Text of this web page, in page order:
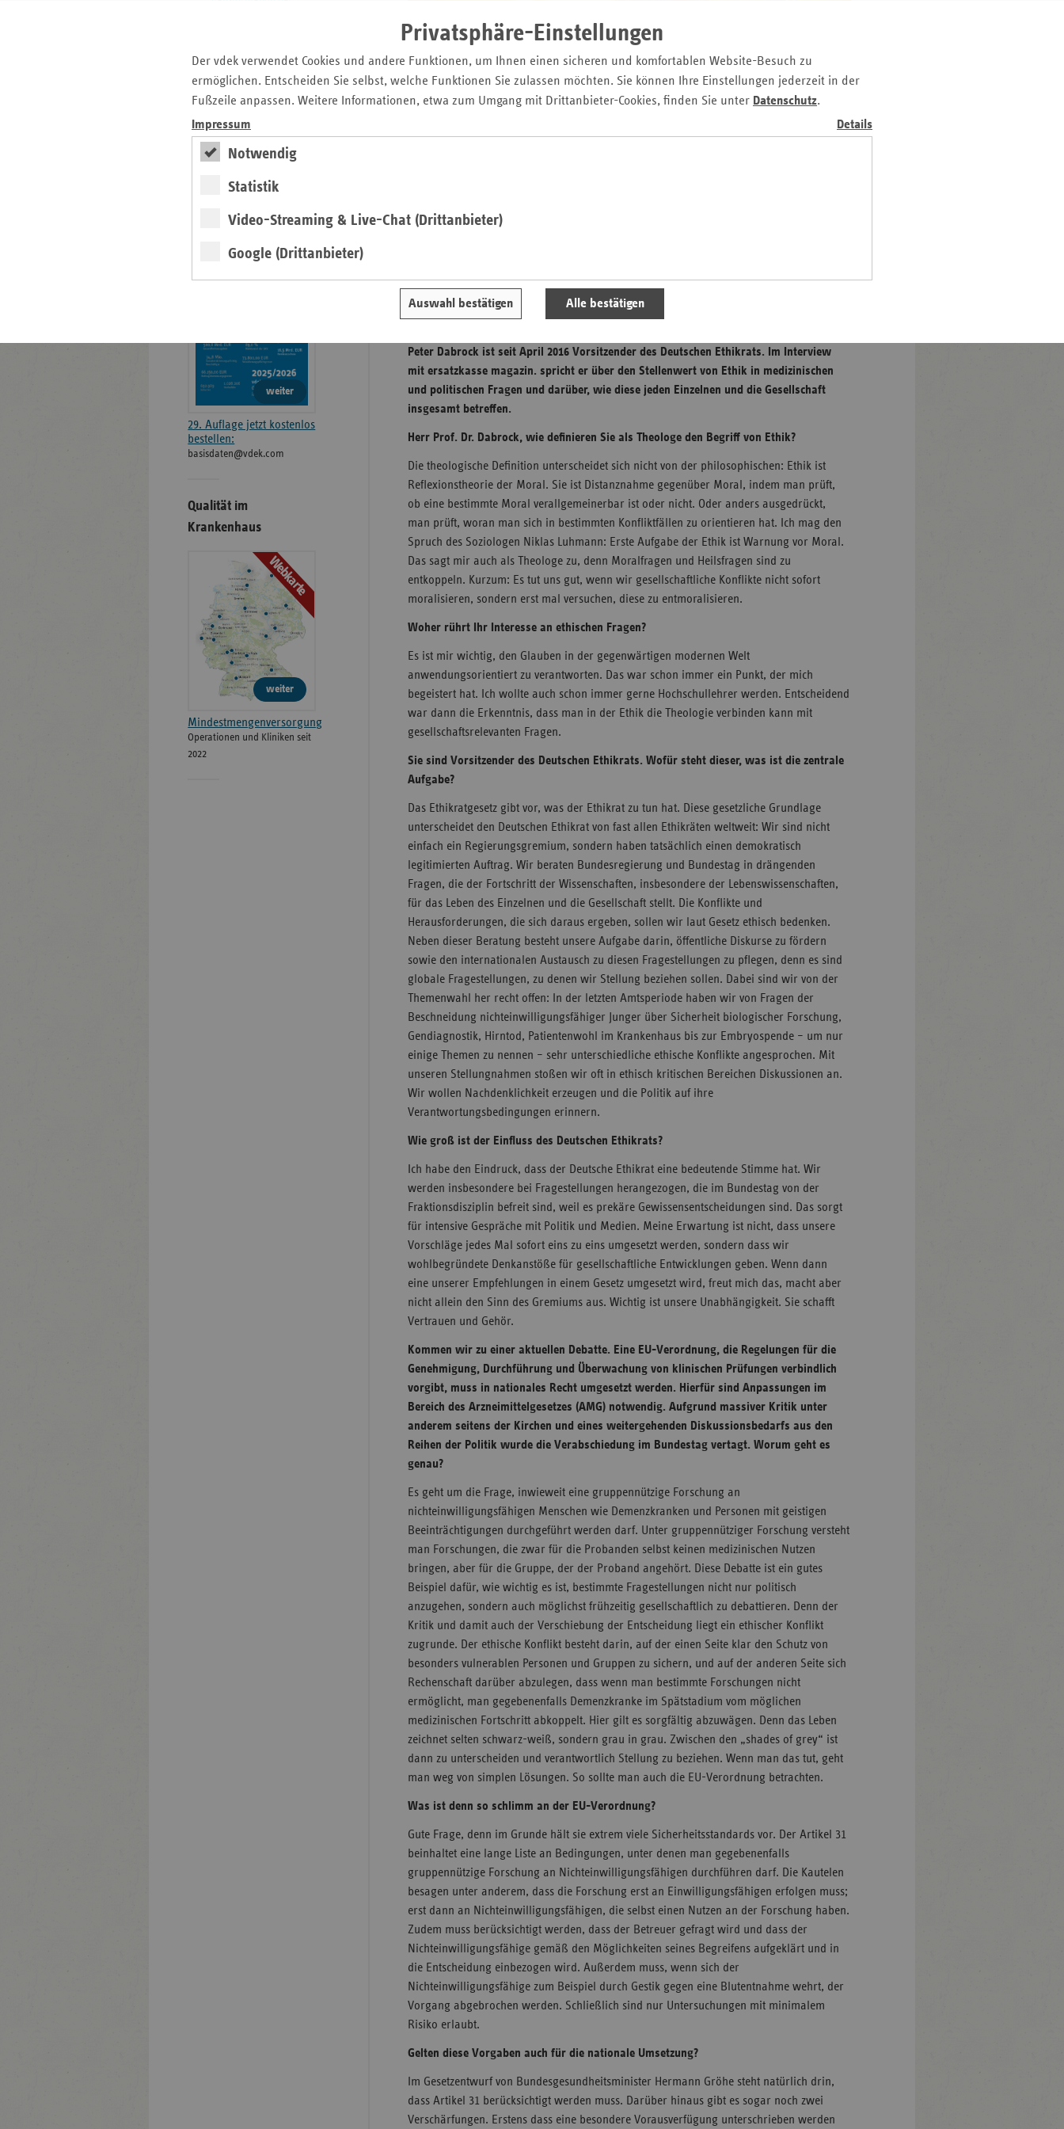
Privatsphäre-Einstellungen
Der vdek verwendet Cookies und andere Funktionen, um Ihnen einen sicheren und komfortablen Website-Besuch zu
ermöglichen. Entscheiden Sie selbst, welche Funktionen Sie zulassen möchten. Sie können Ihre Einstellungen jederzeit in der
Fußzeile anpassen. Weitere Informationen, etwa zum Umgang mit Drittanbieter-Cookies, finden Sie unter Datenschutz.
Impressum
Details
Notwendig
Statistik
Video-Streaming & Live-Chat (Drittanbieter)
Google (Drittanbieter)
Auswahl bestätigen Alle bestätigen
Sachsen
Sachsen-
Schleswig-
Rolle spielen. Aktuell steht eine EU-Verordnung in der Diskussion, die sich mit einer
Peter Dabrock ist seit April 2016 Vorsitzender des Deutschen Ethikrats. Im Interview
mit ersatzkasse magazin. spricht er über den Stellenwert von Ethik in medizinischen
und politischen Fragen und darüber, wie diese jeden Einzelnen und die Gesellschaft
insgesamt betreffen.
Herr Prof. Dr. Dabrock, wie definieren Sie als Theologe den Begriff von Ethik?
Die theologische Definition unterscheidet sich nicht von der philosophischen: Ethik ist
Reflexionstheorie der Moral. Sie ist Distanznahme gegenüber Moral, indem man prüft,
ob eine bestimmte Moral verallgemeinerbar ist oder nicht. Oder anders ausgedrückt,
man prüft, woran man sich in bestimmten Konfliktfällen zu orientieren hat. Ich mag den
Spruch des Soziologen Niklas Luhmann: Erste Aufgabe der Ethik ist Warnung vor Moral.
Das sagt mir auch als Theologe zu, denn Moralfragen und Heilsfragen sind zu
entkoppeln. Kurzum: Es tut uns gut, wenn wir gesellschaftliche Konflikte nicht sofort
moralisieren, sondern erst mal versuchen, diese zu entmoralisieren.
Woher rührt Ihr Interesse an ethischen Fragen?
Es ist mir wichtig, den Glauben in der gegenwärtigen modernen Welt
anwendungsorientiert zu verantworten. Das war schon immer ein Punkt, der mich
begeistert hat. Ich wollte auch schon immer gerne Hochschullehrer werden. Entscheidend
war dann die Erkenntnis, dass man in der Ethik die Theologie verbinden kann mit
gesellschaftsrelevanten Fragen.
Sie sind Vorsitzender des Deutschen Ethikrats. Wofür steht dieser, was ist die zentrale
Aufgabe?
Das Ethikratgesetz gibt vor, was der Ethikrat zu tun hat. Diese gesetzliche Grundlage
unterscheidet den Deutschen Ethikrat von fast allen Ethikräten weltweit: Wir sind nicht
einfach ein Regierungsgremium, sondern haben tatsächlich einen demokratisch
legitimierten Auftrag. Wir beraten Bundesregierung und Bundestag in drängenden
Fragen, die der Fortschritt der Wissenschaften, insbesondere der Lebenswissenschaften,
für das Leben des Einzelnen und die Gesellschaft stellt. Die Konflikte und
Herausforderungen, die sich daraus ergeben, sollen wir laut Gesetz ethisch bedenken.
Neben dieser Beratung besteht unsere Aufgabe darin, öffentliche Diskurse zu fördern
sowie den internationalen Austausch zu diesen Fragestellungen zu pflegen, denn es sind
globale Fragestellungen, zu denen wir Stellung beziehen sollen. Dabei sind wir von der
Themenwahl her recht offen: In der letzten Amtsperiode haben wir von Fragen der
Beschneidung nichteinwilligungsfähiger Junger über Sicherheit biologischer Forschung,
Gendiagnostik, Hirntod, Patientenwohl im Krankenhaus bis zur Embryospende – um nur
einige Themen zu nennen – sehr unterschiedliche ethische Konflikte angesprochen. Mit
unseren Stellungnahmen stoßen wir oft in ethisch kritischen Bereichen Diskussionen an.
Wir wollen Nachdenklichkeit erzeugen und die Politik auf ihre
Verantwortungsbedingungen erinnern.
Wie groß ist der Einfluss des Deutschen Ethikrats?
Ich habe den Eindruck, dass der Deutsche Ethikrat eine bedeutende Stimme hat. Wir
werden insbesondere bei Fragestellungen herangezogen, die im Bundestag von der
Fraktionsdisziplin befreit sind, weil es prekäre Gewissensentscheidungen sind. Das sorgt
für intensive Gespräche mit Politik und Medien. Meine Erwartung ist nicht, dass unsere
Vorschläge jedes Mal sofort eins zu eins umgesetzt werden, sondern dass wir
wohlbegründete Denkanstöße für gesellschaftliche Entwicklungen geben. Wenn dann
eine unserer Empfehlungen in einem Gesetz umgesetzt wird, freut mich das, macht aber
nicht allein den Sinn des Gremiums aus. Wichtig ist unsere Unabhängigkeit. Sie schafft
Vertrauen und Gehör.
Kommen wir zu einer aktuellen Debatte. Eine EU-Verordnung, die Regelungen für die
Genehmigung, Durchführung und Überwachung von klinischen Prüfungen verbindlich
vorgibt, muss in nationales Recht umgesetzt werden. Hierfür sind Anpassungen im
Bereich des Arzneimittelgesetzes (AMG) notwendig. Aufgrund massiver Kritik unter
anderem seitens der Kirchen und eines weitergehenden Diskussionsbedarfs aus den
Reihen der Politik wurde die Verabschiedung im Bundestag vertagt. Worum geht es
genau?
Es geht um die Frage, inwieweit eine gruppennützige Forschung an
nichteinwilligungsfähigen Menschen wie Demenzkranken und Personen mit geistigen
Beeinträchtigungen durchgeführt werden darf. Unter gruppennütziger Forschung versteht
man Forschungen, die zwar für die Probanden selbst keinen medizinischen Nutzen
bringen, aber für die Gruppe, der der Proband angehört. Diese Debatte ist ein gutes
Beispiel dafür, wie wichtig es ist, bestimmte Fragestellungen nicht nur politisch
anzugehen, sondern auch möglichst frühzeitig gesellschaftlich zu debattieren. Denn der
Kritik und damit auch der Verschiebung der Entscheidung liegt ein ethischer Konflikt
zugrunde. Der ethische Konflikt besteht darin, auf der einen Seite klar den Schutz von
besonders vulnerablen Personen und Gruppen zu sichern, und auf der anderen Seite sich
Rechenschaft darüber abzulegen, dass wenn man bestimmte Forschungen nicht
ermöglicht, man gegebenenfalls Demenzkranke im Spätstadium vom möglichen
medizinischen Fortschritt abkoppelt. Hier gilt es sorgfältig abzuwägen. Denn das Leben
zeichnet selten schwarz-weiß, sondern grau in grau. Zwischen den „shades of grey“ ist
dann zu unterscheiden und verantwortlich Stellung zu beziehen. Wenn man das tut, geht
man weg von simplen Lösungen. So sollte man auch die EU-Verordnung betrachten.
Was ist denn so schlimm an der EU-Verordnung?
Gute Frage, denn im Grunde hält sie extrem viele Sicherheitsstandards vor. Der Artikel 31
beinhaltet eine lange Liste an Bedingungen, unter denen man gegebenenfalls
gruppennützige Forschung an Nichteinwilligungsfähigen durchführen darf. Die Kautelen
besagen unter anderem, dass die Forschung erst an Einwilligungsfähigen erfolgen muss;
erst dann an Nichteinwilligungsfähigen, die selbst einen Nutzen an der Forschung haben.
Zudem muss berücksichtigt werden, dass der Betreuer gefragt wird und dass der
Nichteinwilligungsfähige gemäß den Möglichkeiten seines Begreifens aufgeklärt und in
die Entscheidung einbezogen wird. Außerdem muss, wenn sich der
Nichteinwilligungsfähige zum Beispiel durch Gestik gegen eine Blutentnahme wehrt, der
Vorgang abgebrochen werden. Schließlich sind nur Untersuchungen mit minimalem
Risiko erlaubt.
Gelten diese Vorgaben auch für die nationale Umsetzung?
Im Gesetzentwurf von Bundesgesundheitsminister Hermann Gröhe steht natürlich drin,
dass Artikel 31 berücksichtigt werden muss. Darüber hinaus gibt es sogar noch zwei
Verschärfungen. Erstens dass eine besondere Vorausverfügung unterschrieben werden
Archiv
Impressum Magazin
Informationen
erschienen
Broschüre
weiter
29. Auflage jetzt kostenlos
bestellen:
basisdaten@vdek.com
Qualität im
Krankenhaus
Webkarte
weiter
Mindestmengenversorgung
Operationen und Kliniken seit
2022